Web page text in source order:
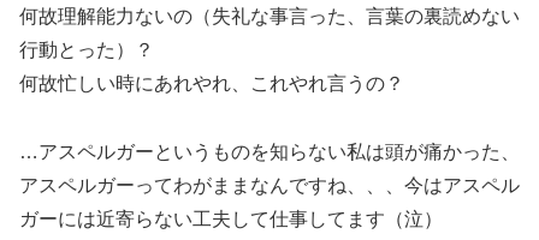
何故理解能力ないの（失礼な事言った、言葉の裏読めない
行動とった）？
何故忙しい時にあれやれ、これやれ言うの？
…アスペルガーというものを知らない私は頭が痛かった、
アスペルガーってわがままなんですね、、、今はアスペル
ガーには近寄らない工夫して仕事してます（泣）